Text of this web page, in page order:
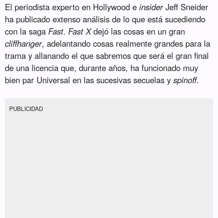
El periodista experto en Hollywood einsiderJeff Sneider
ha publicado extenso análisis de lo que está sucediendo
con la saga Fast. Fast Xdejó las cosas en un gran
cliffhanger, adelantando cosas realmente grandes para la
trama y allanando el que sabremos que será el gran final
de una licencia que, durante años, ha funcionado muy
bien par Universal en las sucesivas secuelas yspinoff.
PUBLICIDAD